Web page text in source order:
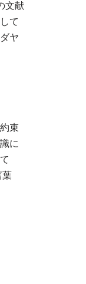
文献
て
ヤ
束
に
葉